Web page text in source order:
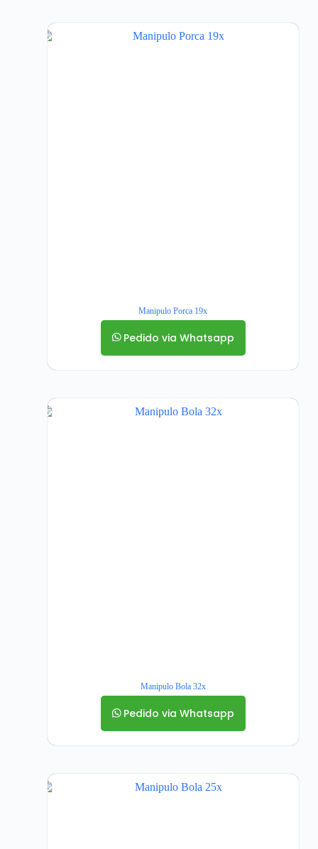
Manipulo Porca 19x
Pedido via Whatsapp
Manipulo Bola 32x
Pedido via Whatsapp